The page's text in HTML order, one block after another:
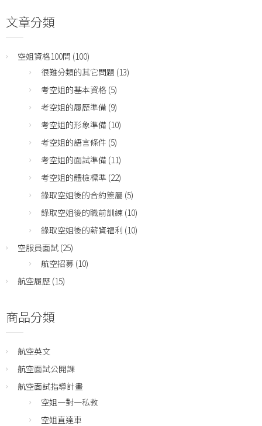
文章分類
空姐資格100問 (100)
很難分類的其它問題 (13)
考空姐的基本資格 (5)
考空姐的履歷準備 (9)
考空姐的形象準備 (10)
考空姐的語言條件 (5)
考空姐的面試準備 (11)
考空姐的體檢標準 (22)
錄取空姐後的合約簽屬 (5)
錄取空姐後的職前訓練 (10)
錄取空姐後的薪資福利 (10)
空服員面試 (25)
航空招募 (10)
航空履歷 (15)
商品分類
航空英文
航空面試公開課
航空面試指導計畫
空姐一對一私教
空姐直達車